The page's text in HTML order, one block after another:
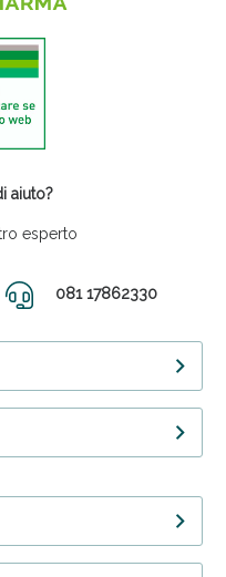
aiuto?
esperto
081 17862330